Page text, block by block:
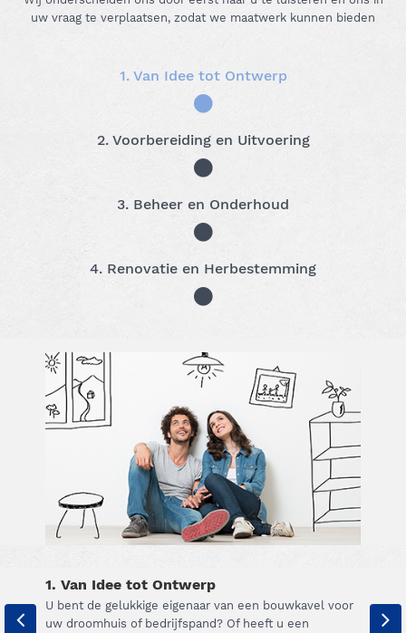
uw vraag te verplaatsen, zodat we maatwerk kunnen bieden
1. Van Idee tot Ontwerp
2. Voorbereiding en Uitvoering
3. Beheer en Onderhoud
4. Renovatie en Herbestemming
1. Van Idee tot Ontwerp
U bent de gelukkige eigenaar van een bouwkavel voor
uw droomhuis of bedrijfspand? Of heeft u een